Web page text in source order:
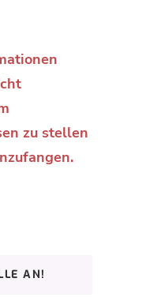
zu stellen
AN!